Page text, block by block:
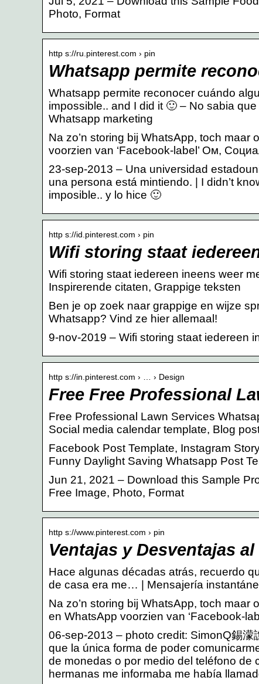
Photo, Format
http s://ru.pinterest.com › pin
Whatsapp permite
Whatsapp permite reconocer cuándo
impossible.. and I did it 🙂 – No sabia
Whatsapp marketing
Na zo’n storing bij WhatsApp, toch
voorzien van ‘Facebook-label’ Ом,
23-sep-2013 – Una universidad
una persona está mintiendo. | I didn’t
imposible.. y lo hice 🙂
http s://id.pinterest.com › pin
Wifi storing staat
Wifi storing staat iedereen ineens weer
Inspirerende citaten, Grappige teksten
Ben je op zoek naar grappige en wijze
Whatsapp? Vind ze hier allemaal!
9-nov-2019 – Wifi storing staat iedereen
http s://in.pinterest.com › … › Design
Free Free Professional
Free Professional Lawn Services
Social media calendar template, Blog
Facebook Post Template, Instagram
Funny Daylight Saving Whatsapp Post
Jun 21, 2021 – Download this Sample
Free Image, Photo, Format
http s://www.pinterest.com › pin
Ventajas y Desventajas
Hace algunas décadas atrás, recuerdo
de casa era me… | Mensajería
Na zo’n storing bij WhatsApp, toch
en WhatsApp voorzien van ‘Facebook-
06-sep-2013 – photo credit: SimonQ錫
que la única forma de poder
de monedas o por medio del teléfono de
hermanas me informaba me había